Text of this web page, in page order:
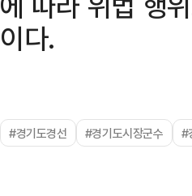
이다.
#경기도경선 #경기도시장군수 #